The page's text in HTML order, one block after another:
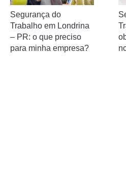
Segurança do
Trabalho em Londrina
– PR: o que preciso
para minha empresa?